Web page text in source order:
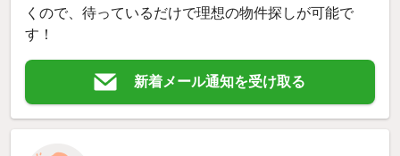
くので、待っているだけで理想の物件探しが可能で
す！
新着メール通知を受け取る